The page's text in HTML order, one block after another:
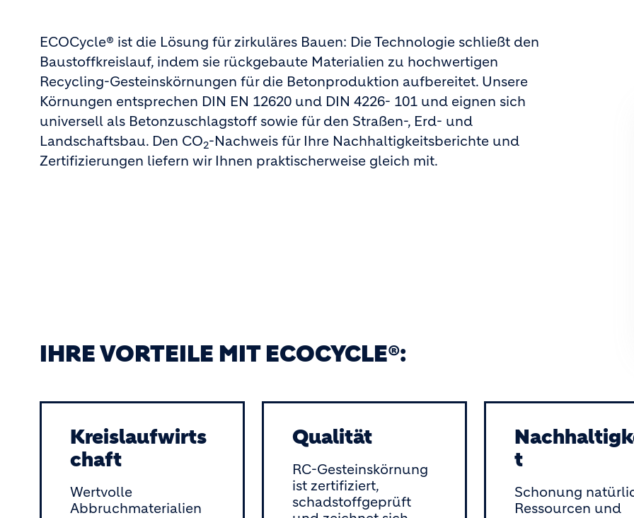
ECOCycle® ist die Lösung für zirkuläres Bauen: Die Technologie schließt den
Baustoffkreislauf, indem sie rückgebaute Materialien zu hochwertigen
Recycling-Gesteinskörnungen für die Betonproduktion aufbereitet. Unsere
Körnungen entsprechen DIN EN 12620 und DIN 4226- 101 und eignen sich
universell als Betonzuschlagstoff sowie für den Straßen-, Erd- und
Landschaftsbau. Den CO2-Nachweis für Ihre Nachhaltigkeitsberichte und
Zertifizierungen liefern wir Ihnen praktischerweise gleich mit.
IHRE VORTEILE MIT ECOCYCLE®:
Kreislaufwirts
chaft
Wertvolle
Abbruchmaterialien
Qualität
RC-Gesteinskörnung
ist zertifiziert,
schadstoffgeprüft
t
Schonung
Ressourcen und